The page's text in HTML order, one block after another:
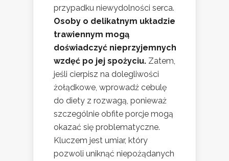
przypadku niewydolności serca.
Osoby o delikatnym układzie
trawiennym mogą
doświadczyć nieprzyjemnych
wzdęć po jej spożyciu. Zatem,
jeśli cierpisz na dolegliwości
żołądkowe, wprowadź cebulę
do diety z rozwagą, ponieważ
szczególnie obfite porcje mogą
okazać się problematyczne.
Kluczem jest umiar, który
pozwoli uniknąć niepożądanych